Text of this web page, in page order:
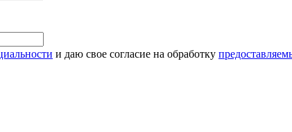
и даю свое согласие на обработку